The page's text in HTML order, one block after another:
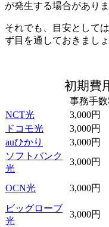
が発生する場合がありま
それでも、目安として
ず目を通しておきましょ
初期費
事務手
NCT光
3,000円
ドコモ光
3,000円
auひかり
3,000円
ソフトバンク
光
3,000円
OCN光 3,000円
ビッグローブ
光
3,000円